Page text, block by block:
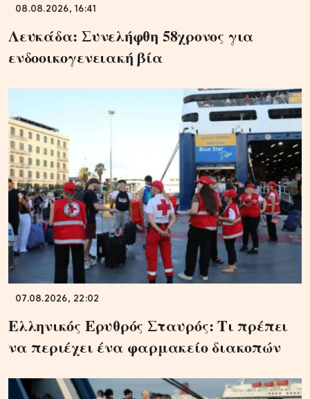
08.08.2026, 16:41
Λευκάδα: Συνελήφθη 58χρονος για
ενδοοικογενειακή βία
07.08.2026, 22:02
Ελληνικός Ερυθρός Σταυρός: Τι πρέπει
να περιέχει ένα φαρμακείο διακοπών